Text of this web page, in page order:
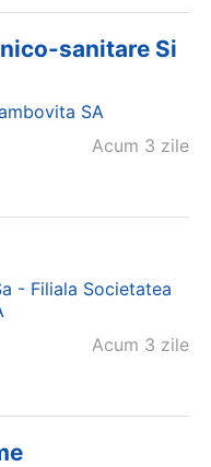
sanitare Si
SA
Acum 3 zile
- Filiala Societatea
Acum 3 zile